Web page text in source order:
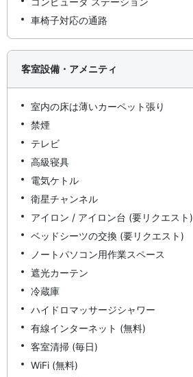
車椅子対応の通路
客室設備・アメニティ
室内の床は薄いカーペット張り
禁煙
テレビ
高級寝具
電気ケトル
衛星チャンネル
アイロン / アイロン台 (要リクエスト)
ベッドシーツの交換 (要リクエスト)
ノートパソコン用作業スペース
遮光カーテン
冷蔵庫
ハイドロマッサージシャワー
有線インターネット (無料)
客室清掃 (毎日)
WiFi (無料)